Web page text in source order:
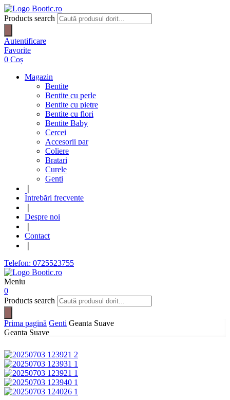
Products search
Autentificare
Favorite
0 Coș
Magazin
Bentite
Bentite cu perle
Bentite cu pietre
Bentite cu flori
Bentite Baby
Cercei
Accesorii par
Coliere
Bratari
Curele
Genti
Întrebări frecvente
Despre noi
Contact
Telefon: 0725523755
Meniu
0
Products search
Prima pagină Genti Geanta Suave
Geanta Suave